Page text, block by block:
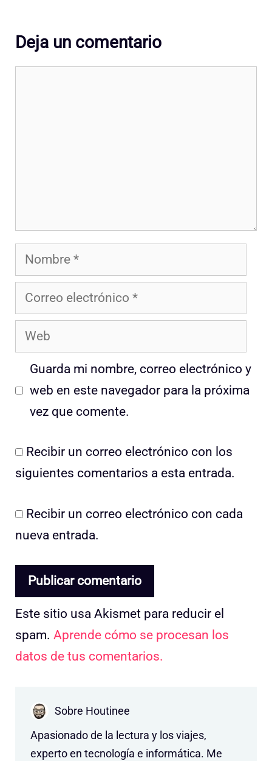
Deja un comentario
Nombre
Correo
electrónico
Web
Guarda mi nombre, correo electrónico y
web en este navegador para la próxima
vez que comente.
Recibir un correo electrónico con los
siguientes comentarios a esta entrada.
Recibir un correo electrónico con cada
nueva entrada.
Este sitio usa Akismet para reducir el
spam. Aprende cómo se procesan los
datos de tus comentarios.
Sobre Houtinee
Apasionado de la lectura y los viajes,
experto en tecnología e informática. Me